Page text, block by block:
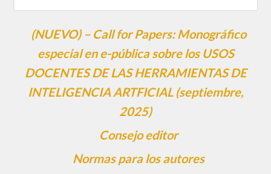
(NUEVO) – Call for Papers: Monográfico
especial en e-pública sobre los USOS
DOCENTES DE LAS HERRAMIENTAS DE
INTELIGENCIA ARTFICIAL (septiembre,
2025)
Consejo editor
Normas para los autores